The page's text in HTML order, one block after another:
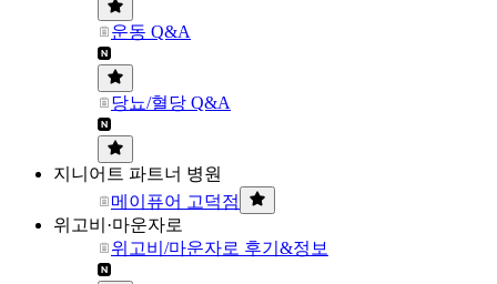
운동 Q&A
당뇨/혈당 Q&A
지니어트 파트너 병원
메이퓨어 고덕점
위고비·마운자로
위고비/마운자로 후기&정보